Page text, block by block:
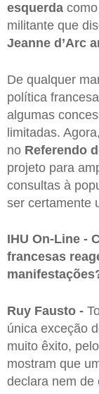
esquerda
militante que
Jeanne d’Arc
De qualquer
política
algumas
limitadas.
no Referendo
projeto para
consultas à
ser certamente
IHU On-Line -
francesas
Ruy Fausto -
única exceção
muito êxito,
mostram que
declara nem de